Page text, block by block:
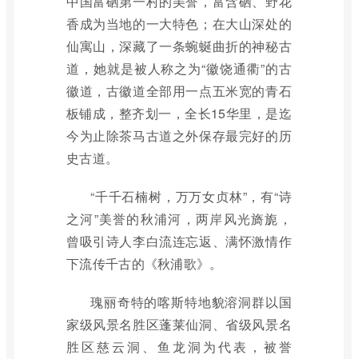
香成为当地的一大特色；在大山深处的
仙寓山，深藏了一条蜿蜒曲折的神秘古
道，她就是被人称之为“徽饶通衢”的古
徽道，古徽道全部用一点五米宽的青石
板铺成，整齐划一，全长15华里，是迄
今为止除茶马古道之外保存最完好的历
史古道。
“千千石楠树，万万女贞林”，有“诗
之河”美誉的秋浦河，两岸风光旖旎，
曾吸引诗人李白流连忘返、满怀激情作
下流传千古的《秋浦歌》。
瑰丽奇特的喀斯特地貌溶洞群以国
家级风景名胜区蓬莱仙洞、省级风景名
胜区慈云洞、鱼龙洞为代表，被誉